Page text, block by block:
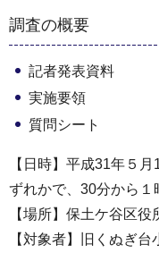
調査の概要
記者発表資料
実施要領
質問シート
【日時】平成31年５
ずれかで、30分から１
【場所】保土ケ谷区役
【対象者】旧くぬぎ